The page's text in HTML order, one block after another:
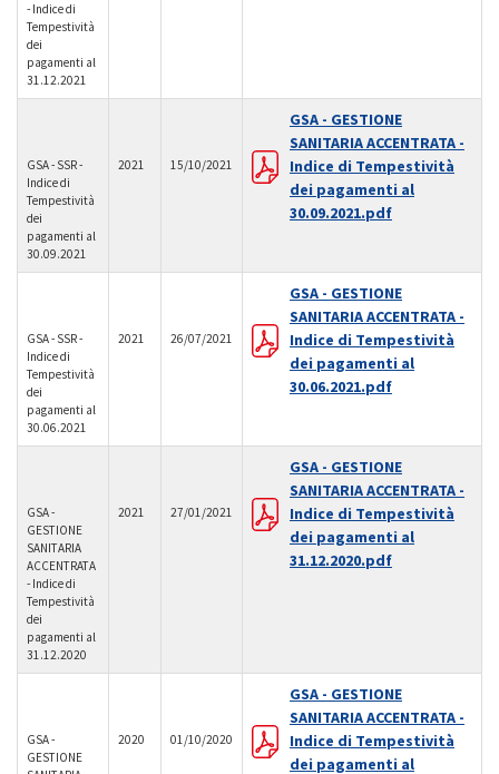
- Indice di
Tempestività
dei
pagamenti al
31.12.2021
GSA - SSR -
Indice di
Tempestività
dei
pagamenti al
30.09.2021
2021 15/10/2021
GSA - GESTIONE
SANITARIA ACCENTRATA -
Indice di Tempestività
dei pagamenti al
30.09.2021.pdf
GSA - SSR -
Indice di
Tempestività
dei
pagamenti al
30.06.2021
2021 26/07/2021
GSA - GESTIONE
SANITARIA ACCENTRATA -
Indice di Tempestività
dei pagamenti al
30.06.2021.pdf
GSA -
GESTIONE
SANITARIA
ACCENTRATA
- Indice di
Tempestività
dei
pagamenti al
31.12.2020
2021 27/01/2021
GSA - GESTIONE
SANITARIA ACCENTRATA -
Indice di Tempestività
dei pagamenti al
31.12.2020.pdf
GSA -
GESTIONE
2020 01/10/2020
GSA - GESTIONE
SANITARIA ACCENTRATA -
Indice di Tempestività
dei pagamenti al